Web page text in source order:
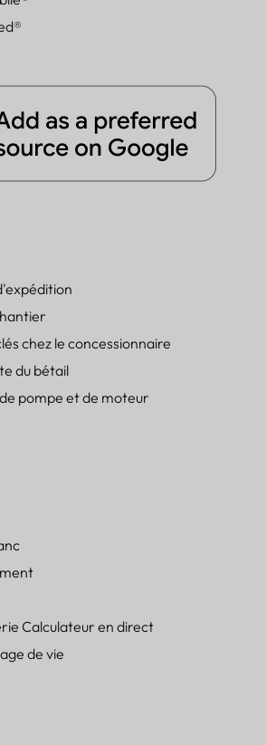
chez le concessionnaire
du bétail
pompe et de moteur
Calculateur en direct
de vie